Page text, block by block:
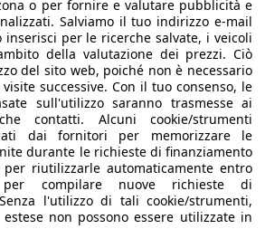
V 1.6 crdi mhev Style dct
o per fornire e valutare pubblicità e
Salviamo il tuo indirizzo e-mail
inserisci per le ricerche salvate, i veicoli
della valutazione dei prezzi. Ciò
del sito web, poiché non è necessario
successive. Con il tuo consenso, le
sull'utilizzo saranno trasmesse ai
contatti. Alcuni cookie/strumenti
dai fornitori per memorizzare le
durante le richieste di finanziamento
riutilizzarle automaticamente entro
compilare nuove richieste di
l'utilizzo di tali cookie/strumenti,
non possono essere utilizzate in